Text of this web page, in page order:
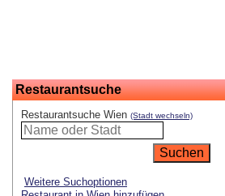
Restaurantsuche
Restaurantsuche Wien (Stadt wechseln)
Weitere Suchoptionen